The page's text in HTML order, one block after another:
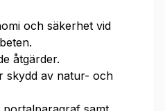
och säkerhet vid
åtgärder.
skydd av natur- och